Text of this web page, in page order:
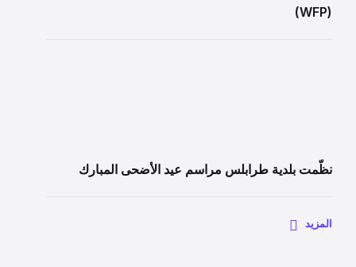
(WFP)
نظّمت بلدية طرابلس مراسم عيد الأضحى المبارك
المزيد